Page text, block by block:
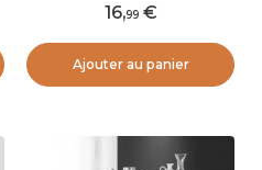
16,99
Ajouter au panier